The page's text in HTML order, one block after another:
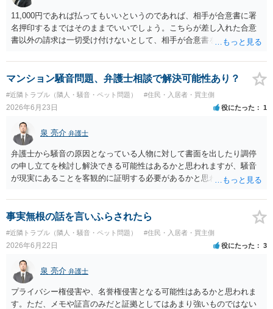
11,000円であれば払ってもいいというのであれば、相手が合意書に署
名押印するまではそのままでいいでしょう。こちらが差し入れた合意
書以外の請求は一切受け付けないとして、相手が合意書を作成するま
入れてしまっているということなので、もし11,000円の支払い合意も
撤回したいというのであれば、できれば内容証明で先方の支払いの請
求について一切応じるつもりがない旨を書面で伝えたうえで、先に差
し入れた合意書は撤回すると明確に示す必要があります。
マンション騒音問題、弁護士相談で解決可能性あり？
#近隣トラブル（隣人・騒音・ペット問題） #住民・入居者・買主側
2026年6月23日 役にたった 1
泉 亮介 弁護士
弁護士から騒音の原因となっている人物に対して書面を出したり調停
の申し立てを検討し解決できる可能性はあるかと思われますが、騒音
が現実にあることを客観的に証明する必要があるかと思われます。
事実無根の話を言いふらされたら
#近隣トラブル（隣人・騒音・ペット問題） #住民・入居者・買主側
2026年6月22日 役にたった 3
泉 亮介 弁護士
プライバシー権侵害や、名誉権侵害となる可能性はあるかと思われま
す。ただ、メモや証言のみだと証拠としてはあまり強いものではない